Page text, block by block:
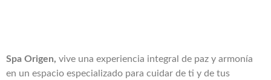
Spa Origen, vive una experiencia integral de paz y armonía
en un espacio especializado para cuidar de ti y de tus